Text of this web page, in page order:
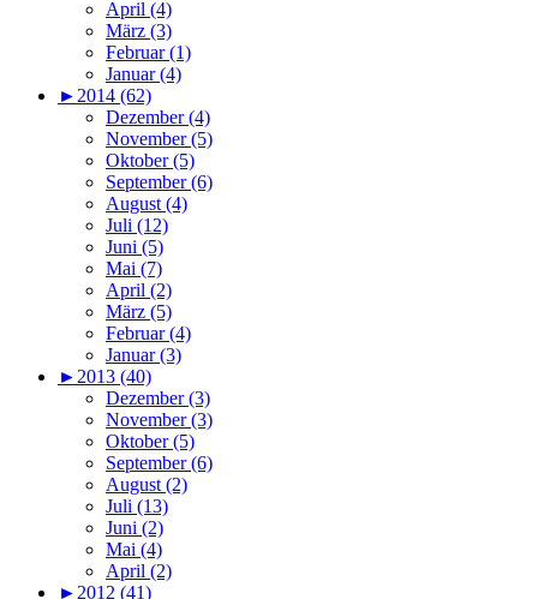
April (4)
März (3)
Februar (1)
Januar (4)
► 2014 (62)
Dezember (4)
November (5)
Oktober (5)
September (6)
August (4)
Juli (12)
Juni (5)
Mai (7)
April (2)
März (5)
Februar (4)
Januar (3)
► 2013 (40)
Dezember (3)
November (3)
Oktober (5)
September (6)
August (2)
Juli (13)
Juni (2)
Mai (4)
April (2)
► 2012 (41)